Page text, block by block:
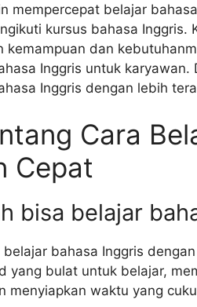
mempercepat belajar
kursus bahasa Inggris.
kemampuan dan
Inggris untuk
Inggris dengan lebih
Cara
Cepat
bisa belajar
belajar bahasa Inggris
yang bulat untuk belajar,
menyiapkan waktu yang